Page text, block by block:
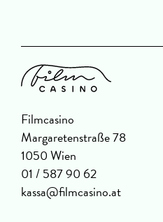
Filmcasino
Margaretenstraße 78
1050 Wien
01 / 587 90 62
kassa@filmcasino.at